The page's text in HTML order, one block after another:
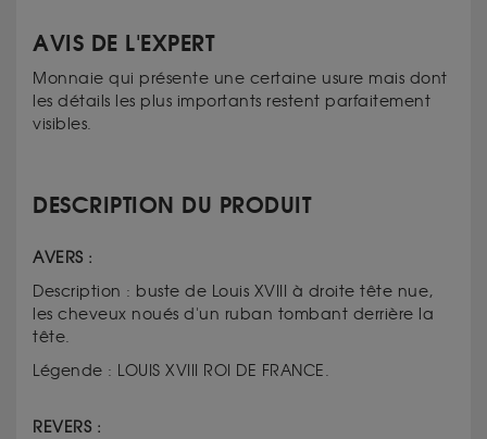
AVIS DE L'EXPERT
Monnaie qui présente une certaine usure mais dont
les détails les plus importants restent parfaitement
visibles.
DESCRIPTION DU PRODUIT
AVERS :
Description : buste de Louis XVIII à droite tête nue,
les cheveux noués d'un ruban tombant derrière la
tête.
Légende : LOUIS XVIII ROI DE FRANCE.
REVERS :